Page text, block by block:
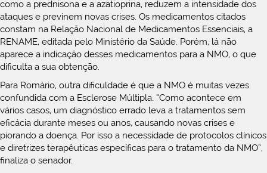
como a prednisona e a azatioprina, reduzem a intensidade dos
ataques e previnem novas crises. Os medicamentos citados
constam na Relação Nacional de Medicamentos Essenciais, a
RENAME, editada pelo Ministério da Saúde. Porém, lá não
aparece a indicação desses medicamentos para a NMO, o que
dificulta a sua obtenção.
Para Romário, outra dificuldade é que a NMO é muitas vezes
confundida com a Esclerose Múltipla. “Como acontece em
vários casos, um diagnóstico errado leva a tratamentos sem
eficácia durante meses ou anos, causando novas crises e
piorando a doença. Por isso a necessidade de protocolos clínicos
e diretrizes terapêuticas específicas para o tratamento da NMO”,
finaliza o senador.